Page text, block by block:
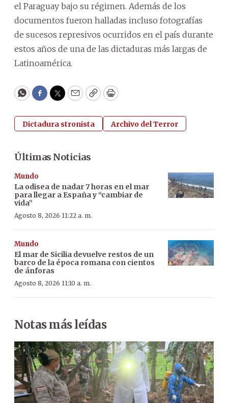
el Paraguay bajo su régimen. Además de los
documentos fueron halladas incluso fotografías
de sucesos represivos ocurridos en el país durante
estos años de una de las dictaduras más largas de
Latinoamérica.
WhatsApp
Facebook
Twitter
EmailCopyPrint
Dictadura stronista Archivo del Terror
Últimas Noticias
Mundo
La odisea de nadar 7 horas en el mar
para llegar a España y “cambiar de
vida”
Agosto 8, 2026 11:22 a. m.
Mundo
El mar de Sicilia devuelve restos de un
barco de la época romana con cientos
de ánforas
Agosto 8, 2026 11:10 a. m.
Notas más leídas